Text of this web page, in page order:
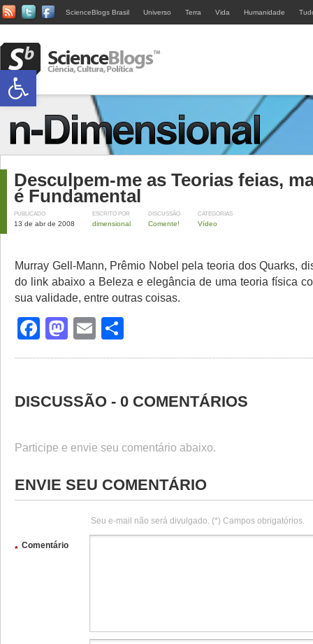
ScienceBlogs Brasil Universo Terra Vida Humanidade
Desculpem-me as Teorias feias,
é Fundamental
PUBLICADO
13 de abr de 2008
ESCRITO POR
dimensional
DISCUSSÃO
Comente!
CATEGORIAS
Vídeo
Murray Gell-Mann, Prêmio Nobel pela teoria dos Quarks,
do link abaixo a Beleza e elegância de uma teoria física
sua validade, entre outras coisas.
Facebook
Mastodon
Email
DISCUSSÃO - 0 COMENTÁRIOS
Participe e envie seu comentário abaixo.
ENVIE SEU COMENTÁRIO
Seu e-mail não será divulgado. (*) Campos obrigatórios.
Comentário
*
Abrir a barra de ferramentas